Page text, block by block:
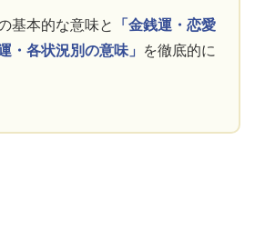
基本的な意味と
「金銭運・恋愛
・各状況別の意味」
を徹底的に